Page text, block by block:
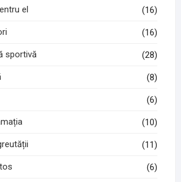
el (16)
(16)
sportivă (28)
(8)
(6)
(10)
(11)
(6)